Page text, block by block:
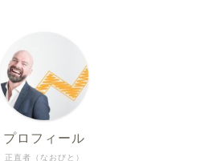
正直者（なおびと）
プロフィール